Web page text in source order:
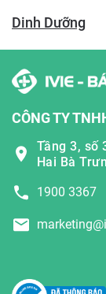
Dinh Dưỡng
CÔNG TY
Tầng 3, số
Hai Bà
1900 3367